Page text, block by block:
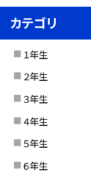
カテゴリ
１年生
２年生
３年生
４年生
５年生
６年生